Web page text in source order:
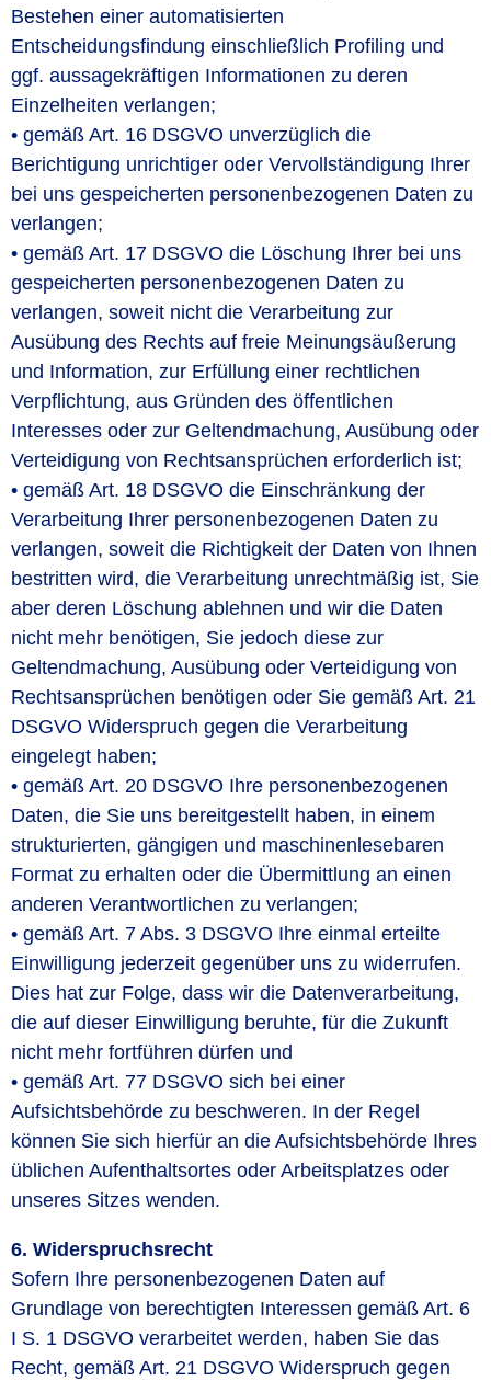
Bestehen einer automatisierten
Entscheidungsfindung einschließlich Profiling und
ggf. aussagekräftigen Informationen zu deren
Einzelheiten verlangen;
• gemäß Art. 16 DSGVO unverzüglich die
Berichtigung unrichtiger oder Vervollständigung Ihrer
bei uns gespeicherten personenbezogenen Daten zu
verlangen;
• gemäß Art. 17 DSGVO die Löschung Ihrer bei uns
gespeicherten personenbezogenen Daten zu
verlangen, soweit nicht die Verarbeitung zur
Ausübung des Rechts auf freie Meinungsäußerung
und Information, zur Erfüllung einer rechtlichen
Verpflichtung, aus Gründen des öffentlichen
Interesses oder zur Geltendmachung, Ausübung oder
Verteidigung von Rechtsansprüchen erforderlich ist;
• gemäß Art. 18 DSGVO die Einschränkung der
Verarbeitung Ihrer personenbezogenen Daten zu
verlangen, soweit die Richtigkeit der Daten von Ihnen
bestritten wird, die Verarbeitung unrechtmäßig ist, Sie
aber deren Löschung ablehnen und wir die Daten
nicht mehr benötigen, Sie jedoch diese zur
Geltendmachung, Ausübung oder Verteidigung von
Rechtsansprüchen benötigen oder Sie gemäß Art. 21
DSGVO Widerspruch gegen die Verarbeitung
eingelegt haben;
• gemäß Art. 20 DSGVO Ihre personenbezogenen
Daten, die Sie uns bereitgestellt haben, in einem
strukturierten, gängigen und maschinenlesebaren
Format zu erhalten oder die Übermittlung an einen
anderen Verantwortlichen zu verlangen;
• gemäß Art. 7 Abs. 3 DSGVO Ihre einmal erteilte
Einwilligung jederzeit gegenüber uns zu widerrufen.
Dies hat zur Folge, dass wir die Datenverarbeitung,
die auf dieser Einwilligung beruhte, für die Zukunft
nicht mehr fortführen dürfen und
• gemäß Art. 77 DSGVO sich bei einer
Aufsichtsbehörde zu beschweren. In der Regel
können Sie sich hierfür an die Aufsichtsbehörde Ihres
üblichen Aufenthaltsortes oder Arbeitsplatzes oder
unseres Sitzes wenden.
6. Widerspruchsrecht
Sofern Ihre personenbezogenen Daten auf
Grundlage von berechtigten Interessen gemäß Art. 6
I S. 1 DSGVO verarbeitet werden, haben Sie das
Recht, gemäß Art. 21 DSGVO Widerspruch gegen